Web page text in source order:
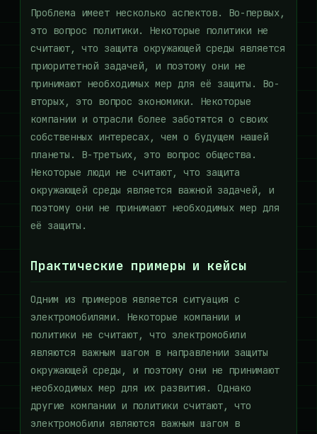
Проблема имеет несколько аспектов. Во-первых,
это вопрос политики. Некоторые политики не
считают, что защита окружающей среды является
приоритетной задачей, и поэтому они не
принимают необходимых мер для её защиты. Во-
вторых, это вопрос экономики. Некоторые
компании и отрасли более заботятся о своих
собственных интересах, чем о будущем нашей
планеты. В-третьих, это вопрос общества.
Некоторые люди не считают, что защита
окружающей среды является важной задачей, и
поэтому они не принимают необходимых мер для
её защиты.
Практические примеры и кейсы
Одним из примеров является ситуация с
электромобилями. Некоторые компании и
политики не считают, что электромобили
являются важным шагом в направлении защиты
окружающей среды, и поэтому они не принимают
необходимых мер для их развития. Однако
другие компании и политики считают, что
электромобили являются важным шагом в